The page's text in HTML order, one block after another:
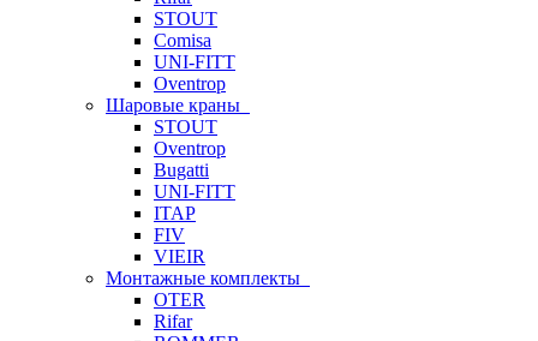
STOUT
Comisa
UNI-FITT
Oventrop
Шаровые краны
STOUT
Oventrop
Bugatti
UNI-FITT
ITAP
FIV
VIEIR
Монтажные комплекты
OTER
Rifar